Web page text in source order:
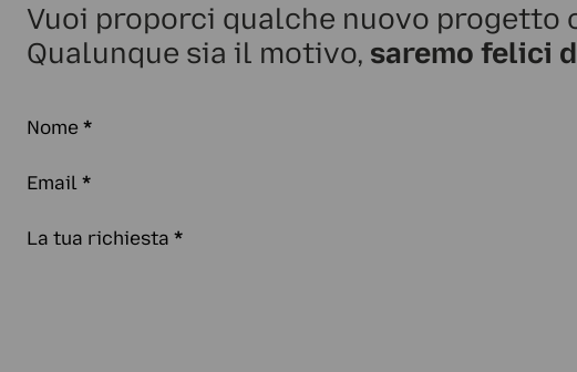
Vuoi proporci qualche nuovo progetto
Qualunque sia il motivo, saremo felici
Nome *
Email *
La tua richiesta *